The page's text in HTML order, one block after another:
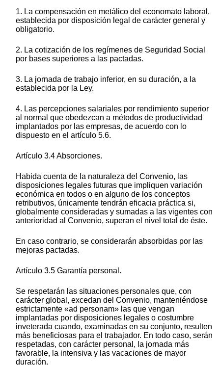
1. La compensación en metálico del economato laboral,
establecida por disposición legal de carácter general y
obligatorio.
2. La cotización de los regímenes de Seguridad Social
por bases superiores a las pactadas.
3. La jornada de trabajo inferior, en su duración, a la
establecida por la Ley.
4. Las percepciones salariales por rendimiento superior
al normal que obedezcan a métodos de productividad
implantados por las empresas, de acuerdo con lo
dispuesto en el artículo 5.6.
Artículo 3.4 Absorciones.
Habida cuenta de la naturaleza del Convenio, las
disposiciones legales futuras que impliquen variación
económica en todos o en alguno de los conceptos
retributivos, únicamente tendrán eficacia práctica si,
globalmente consideradas y sumadas a las vigentes con
anterioridad al Convenio, superan el nivel total de éste.
En caso contrario, se considerarán absorbidas por las
mejoras pactadas.
Artículo 3.5 Garantía personal.
Se respetarán las situaciones personales que, con
carácter global, excedan del Convenio, manteniéndose
estrictamente «ad personam» las que vengan
implantadas por disposiciones legales o costumbre
inveterada cuando, examinadas en su conjunto, resulten
más beneficiosas para el trabajador. En todo caso, serán
respetadas, con carácter personal, la jornada más
favorable, la intensiva y las vacaciones de mayor
duración.